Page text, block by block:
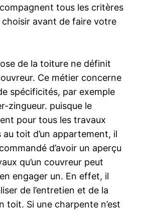
tous les critères
choisir avant de faire votre
de la toiture ne définit
Ce métier concerne
spécificités, par exemple
zingueur. puisque le
pour tous les travaux
toit d’un appartement, il
d’avoir un aperçu
qu’un couvreur peut
engager un. En effet, il
de l’entretien et de la
toit. Si une charpente n’est